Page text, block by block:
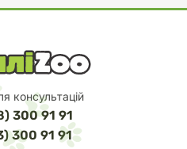
консультацій
300 91 91
300 91 91